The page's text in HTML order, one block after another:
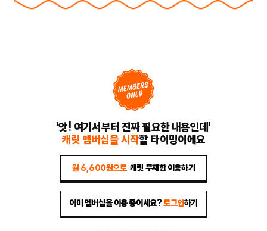
'앗! 여기서부터 진짜 필요한 내용인데'
캐릿 멤버십을 시작할 타이밍이에요
월 6,600원으로 캐릿 무제한 이용하기
이미 멤버십을 이용 중이세요?로그인하기